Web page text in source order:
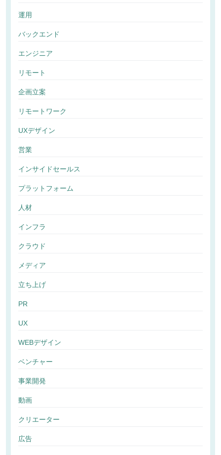
運用
バックエンド
エンジニア
リモート
企画立案
リモートワーク
UXデザイン
営業
インサイドセールス
プラットフォーム
人材
インフラ
クラウド
メディア
立ち上げ
PR
UX
WEBデザイン
ベンチャー
事業開発
動画
クリエーター
広告